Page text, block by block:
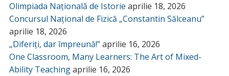
Olimpiada Națională de Istorie aprilie 18, 2026
Concursul Național de Fizică „Constantin Sălceanu”
aprilie 18, 2026
„Diferiți, dar împreună!”aprilie 16, 2026
One Classroom, Many Learners: The Art of Mixed-
Ability Teachingaprilie 16, 2026